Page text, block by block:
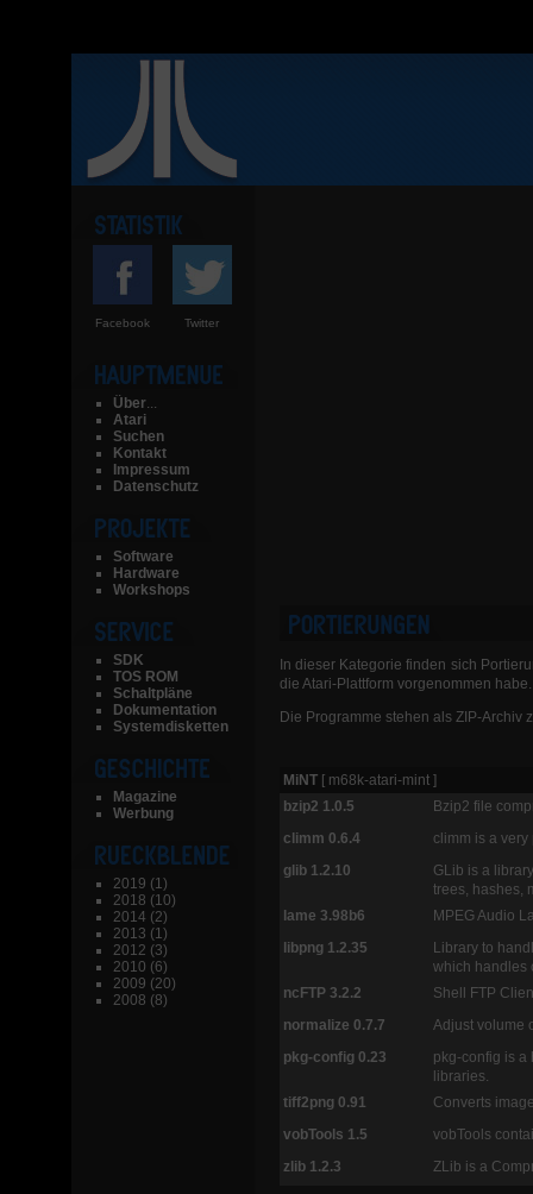
Facebook Twitter
Über...
Atari
Suchen
Kontakt
Impressum
Datenschutz
Software
Hardware
Workshops
SDK
TOS ROM
Schaltpläne
Dokumentation
Systemdisketten
Magazine
Werbung
2019 (1)
2018 (10)
2014 (2)
2013 (1)
2012 (3)
2010 (6)
2009 (20)
2008 (8)
In dieser Kategorie finden sich
die Atari-Plattform vorgenommen habe.
Die Programme stehen als ZIP-Archiv
MiNT [ m68k-atari-mint ]
bzip2 1.0.5
Bzip2 file
climm 0.6.4
climm is a
glib 1.2.10
GLib is a
trees, hashes,
lame 3.98b6
MPEG Audio
libpng 1.2.35
Library to
which handles
ncFTP 3.2.2
Shell FTP
normalize 0.7.7
Adjust volume
pkg-config 0.23
pkg-config is
libraries.
tiff2png 0.91
Converts
vobTools 1.5
vobTools
zlib 1.2.3
ZLib is a